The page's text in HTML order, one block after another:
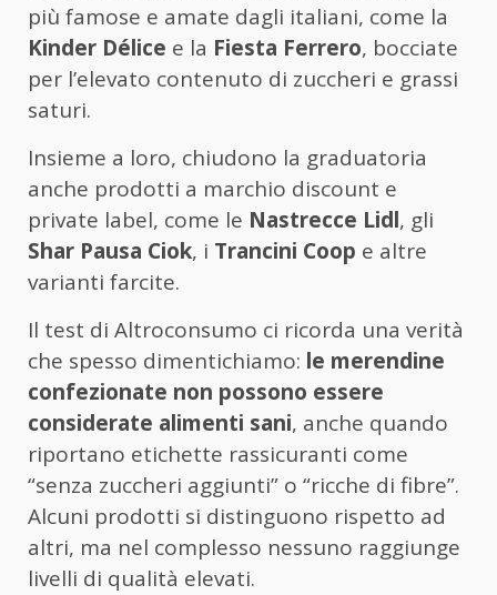
più famose e amate dagli italiani, come la
Kinder Délice e la Fiesta Ferrero, bocciate
per l’elevato contenuto di zuccheri e grassi
saturi.
Insieme a loro, chiudono la graduatoria
anche prodotti a marchio discount e
private label, come le Nastrecce Lidl, gli
Shar Pausa Ciok, i Trancini Coop e altre
varianti farcite.
Il test di Altroconsumo ci ricorda una verità
che spesso dimentichiamo: le merendine
confezionate non possono essere
considerate alimenti sani, anche quando
riportano etichette rassicuranti come
“senza zuccheri aggiunti” o “ricche di fibre”.
Alcuni prodotti si distinguono rispetto ad
altri, ma nel complesso nessuno raggiunge
livelli di qualità elevati.